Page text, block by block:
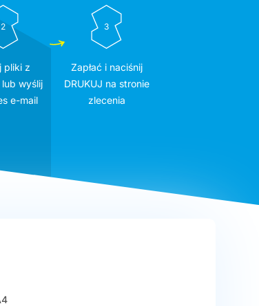
2
pliki z
wyślij
e-mail
3
Zapłać i naciśnij
DRUKUJ na stronie
zlecenia